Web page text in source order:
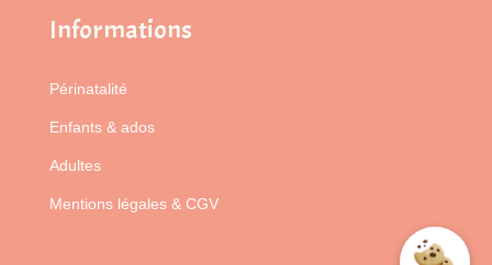
Informations
Périnatalité
Enfants & ados
Adultes
Mentions légales & CGV